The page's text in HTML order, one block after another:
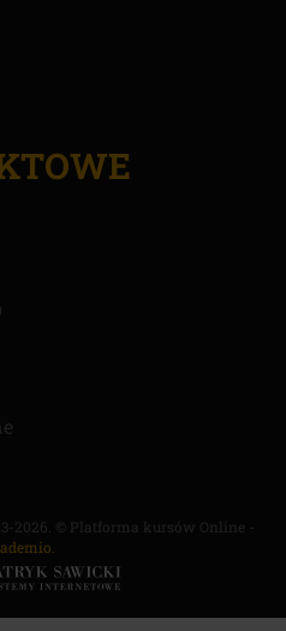
2026. © Platforma kursów Online -